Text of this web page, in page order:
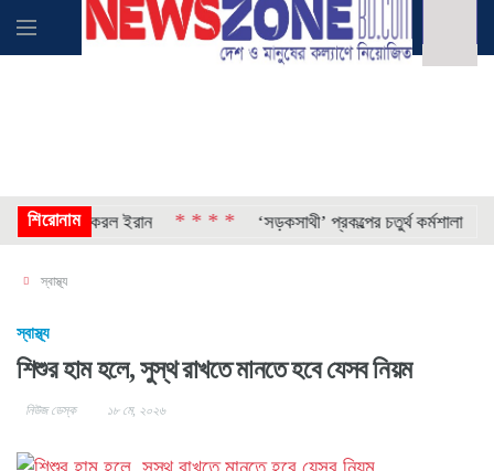
শিরোনামকরল ইরান * * * * ‘সড়কসাথী’ প্রকল্পের চতুর্থ কর্মশালা * *
স্বাস্থ্য
স্বাস্থ্য
শিশুর হাম হলে, সুস্থ রাখতে মানতে হবে যেসব নিয়ম
নিউজ ডেস্ক ১৮ মে, ২০২৬